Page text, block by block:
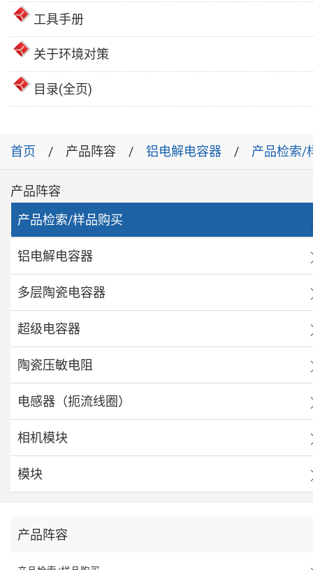
工具手册
关于环境对策
目录(全页)
首页 产品阵容 铝电解电容器 产品检索/
产品阵容
产品检索/样品购买
铝电解电容器
多层陶瓷电容器
超级电容器
陶瓷压敏电阻
电感器（扼流线圈）
相机模块
模块
产品阵容